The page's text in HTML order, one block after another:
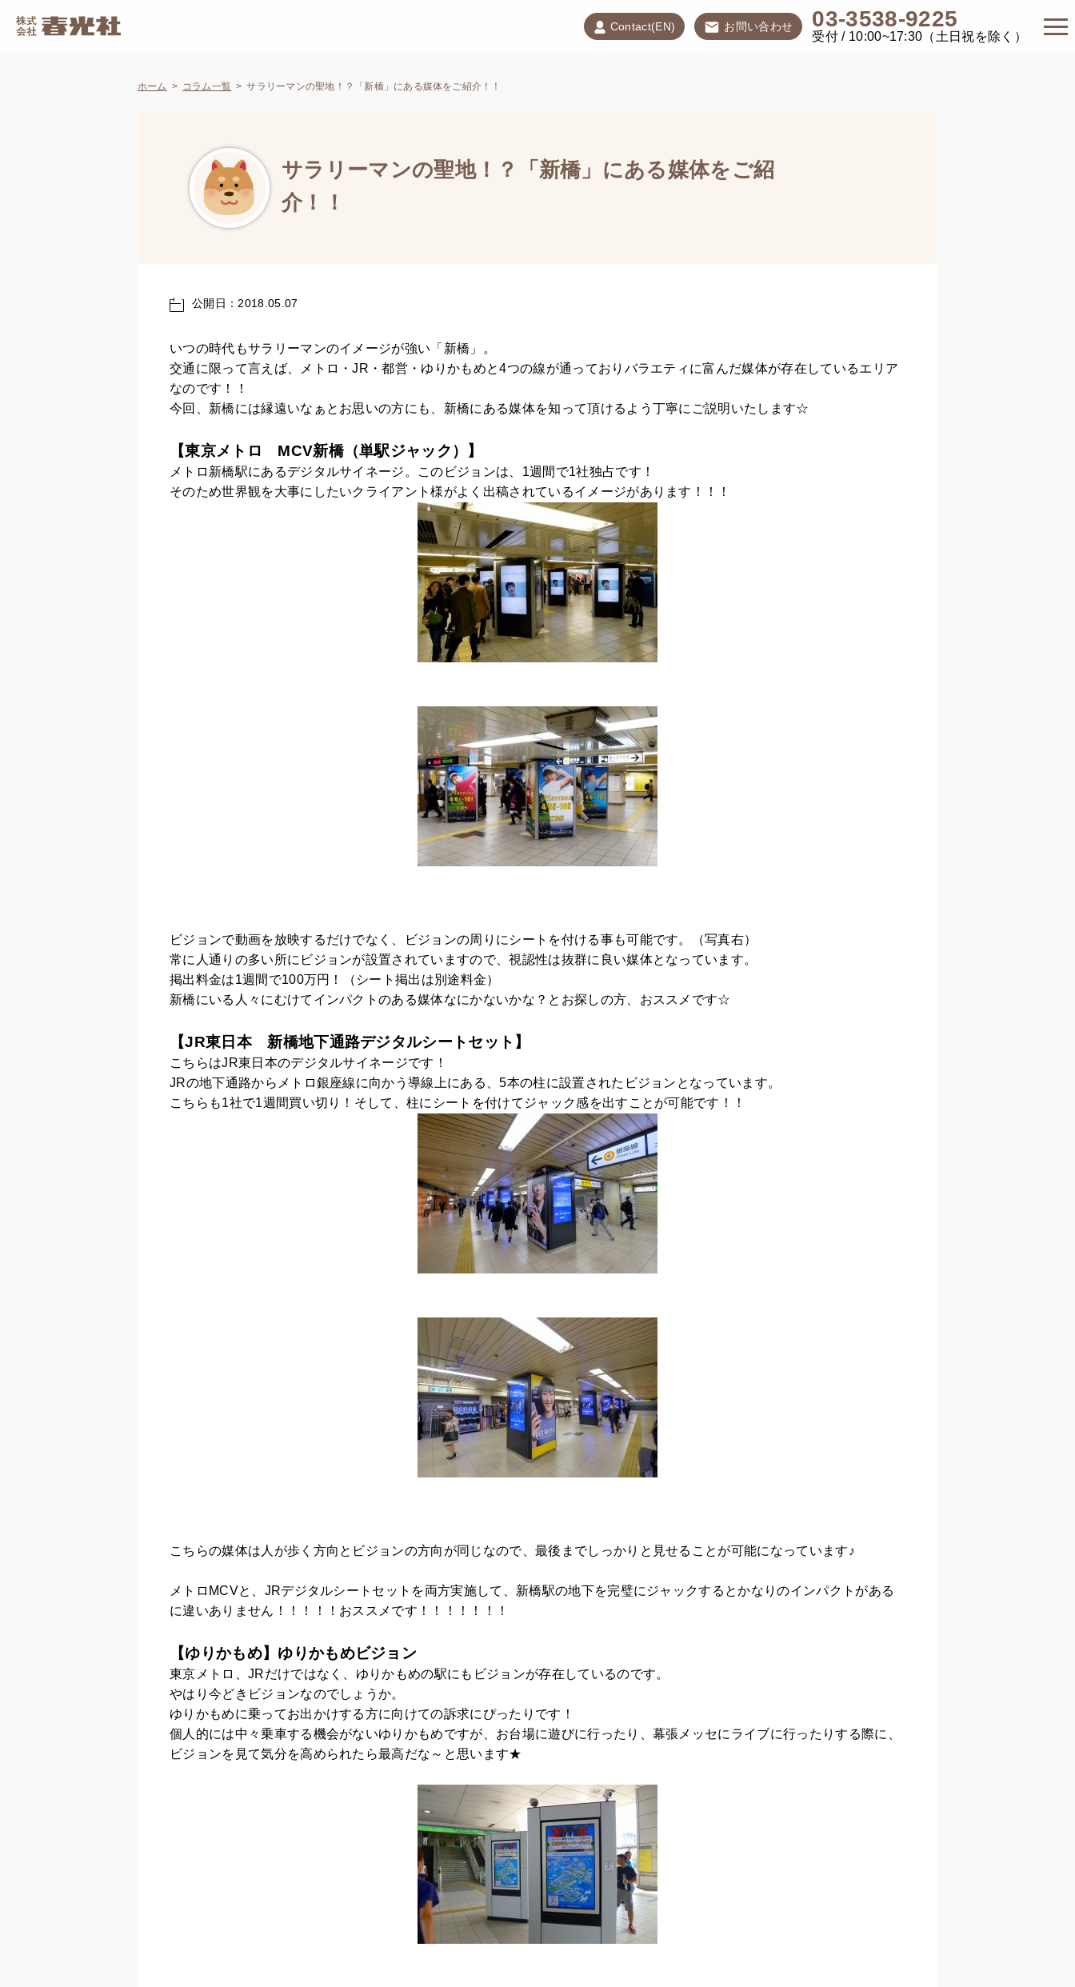
Contact(EN) お問い合わせ 03-3538-9225
受付 / 10:00~17:30（土日祝を除く）
ホーム コラム一覧 サラリーマンの聖地！？「新橋」にある媒体をご紹介！！
サラリーマンの聖地！？「新橋」にある媒体をご紹
介！！
公開日：2018.05.07
いつの時代もサラリーマンのイメージが強い「新橋」。
交通に限って言えば、メトロ・JR・都営・ゆりかもめと4つの線が通っておりバラエティに富んだ媒体が存在しているエリア
なのです！！
今回、新橋には縁遠いなぁとお思いの方にも、新橋にある媒体を知って頂けるよう丁寧にご説明いたします☆
【東京メトロ MCV新橋（単駅ジャック）】
メトロ新橋駅にあるデジタルサイネージ。このビジョンは、1週間で1社独占です！
そのため世界観を大事にしたいクライアント様がよく出稿されているイメージがあります！！！
ビジョンで動画を放映するだけでなく、ビジョンの周りにシートを付ける事も可能です。（写真右）
常に人通りの多い所にビジョンが設置されていますので、視認性は抜群に良い媒体となっています。
掲出料金は1週間で100万円！（シート掲出は別途料金）
新橋にいる人々にむけてインパクトのある媒体なにかないかな？とお探しの方、おススメです☆
【JR東日本 新橋地下通路デジタルシートセット】
こちらはJR東日本のデジタルサイネージです！
JRの地下通路からメトロ銀座線に向かう導線上にある、5本の柱に設置されたビジョンとなっています。
こちらも1社で1週間買い切り！そして、柱にシートを付けてジャック感を出すことが可能です！！
こちらの媒体は人が歩く方向とビジョンの方向が同じなので、最後までしっかりと見せることが可能になっています♪
メトロMCVと、JRデジタルシートセットを両方実施して、新橋駅の地下を完璧にジャックするとかなりのインパクトがある
に違いありません！！！！！おススメです！！！！！！！
【ゆりかもめ】ゆりかもめビジョン
東京メトロ、JRだけではなく、ゆりかもめの駅にもビジョンが存在しているのです。
やはり今どきビジョンなのでしょうか。
ゆりかもめに乗ってお出かけする方に向けての訴求にぴったりです！
個人的には中々乗車する機会がないゆりかもめですが、お台場に遊びに行ったり、幕張メッセにライブに行ったりする際に、
ビジョンを見て気分を高められたら最高だな～と思います★